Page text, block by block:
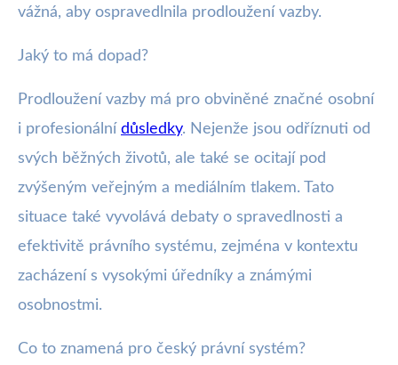
vážná, aby ospravedlnila prodloužení vazby.
Jaký to má dopad?
Prodloužení vazby má pro obviněné značné osobní
i profesionální důsledky. Nejenže jsou odříznuti od
svých běžných životů, ale také se ocitají pod
zvýšeným veřejným a mediálním tlakem. Tato
situace také vyvolává debaty o spravedlnosti a
efektivitě právního systému, zejména v kontextu
zacházení s vysokými úředníky a známými
osobnostmi.
Co to znamená pro český právní systém?